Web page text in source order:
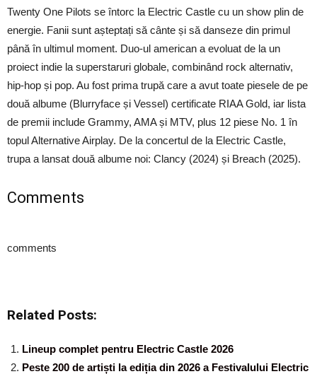
Twenty One Pilots se întorc la Electric Castle cu un show plin de
energie. Fanii sunt așteptați să cânte și să danseze din primul
până în ultimul moment. Duo-ul american a evoluat de la un
proiect indie la superstaruri globale, combinând rock alternativ,
hip-hop și pop. Au fost prima trupă care a avut toate piesele de pe
două albume (Blurryface și Vessel) certificate RIAA Gold, iar lista
de premii include Grammy, AMA și MTV, plus 12 piese No. 1 în
topul Alternative Airplay. De la concertul de la Electric Castle,
trupa a lansat două albume noi: Clancy (2024) și Breach (2025).
Comments
comments
Related Posts:
Lineup complet pentru Electric Castle 2026
Peste 200 de artiști la ediția din 2026 a Festivalului Electric